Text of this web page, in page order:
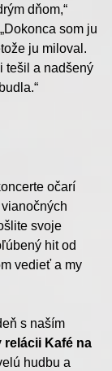
dňom,“
som ju
ju miloval.
tešil a nadšený
očarí
svoje
hit od
vedieť a my
s naším
relácii Kafé na
hudbu a